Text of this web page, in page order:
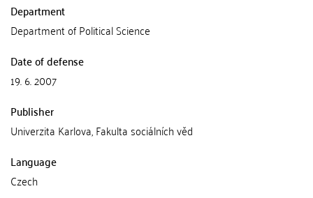
Department
Department of Political Science
Date of defense
19. 6. 2007
Publisher
Univerzita Karlova, Fakulta sociálních věd
Language
Czech